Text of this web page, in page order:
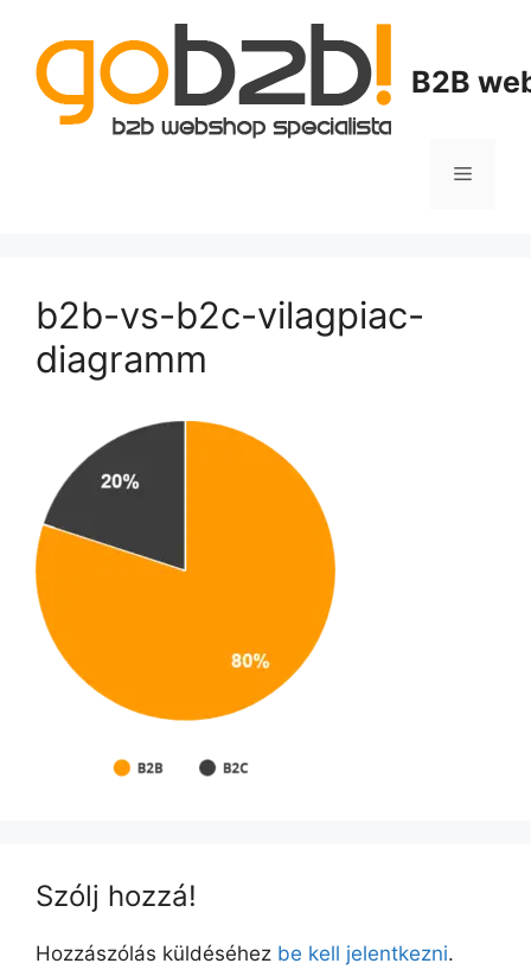
B2B
b2b-vs-b2c-vilagpiac-
diagramm
Szólj hozzá!
Hozzászólás küldéséhez be kell jelentkezni.